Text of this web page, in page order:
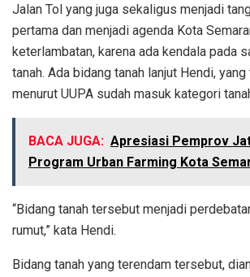
Jalan Tol yang juga sekaligus menjadi
pertama dan menjadi agenda Kota
keterlambatan, karena ada kendala pada
tanah. Ada bidang tanah lanjut Hendi,
menurut UUPA sudah masuk kategori
BACA JUGA: Apresiasi Pemprov
Program Urban Farming Kota
“Bidang tanah tersebut menjadi
rumut,” kata Hendi.
Bidang tanah yang terendam tersebut,